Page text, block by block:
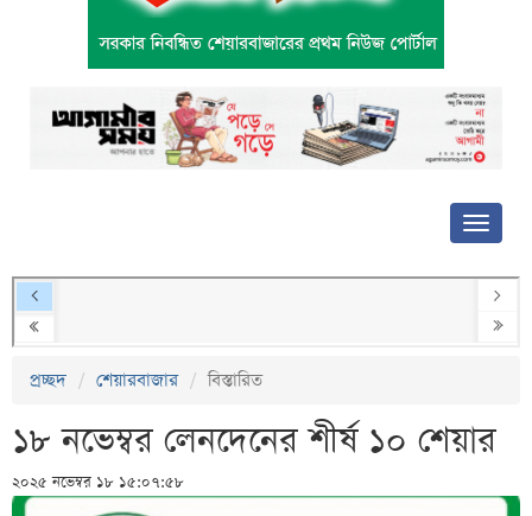
প্রচ্ছদ শেয়ারবাজার বিস্তারিত
১৮ নভেম্বর লেনদেনের শীর্ষ ১০ শেয়ার
২০২৫ নভেম্বর ১৮ ১৫:০৭:৫৮